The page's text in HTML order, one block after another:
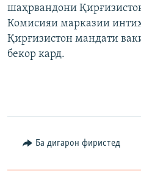
шаҳрвандони
Комисияи марказии
Қирғизистон мандати
бекор кард.
Ба дигарон фиристед